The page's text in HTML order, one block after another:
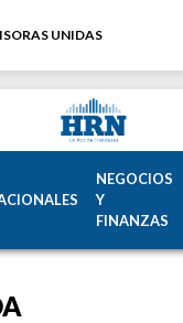
UNIDAS
NEGOCIOS
Y
FINANZAS